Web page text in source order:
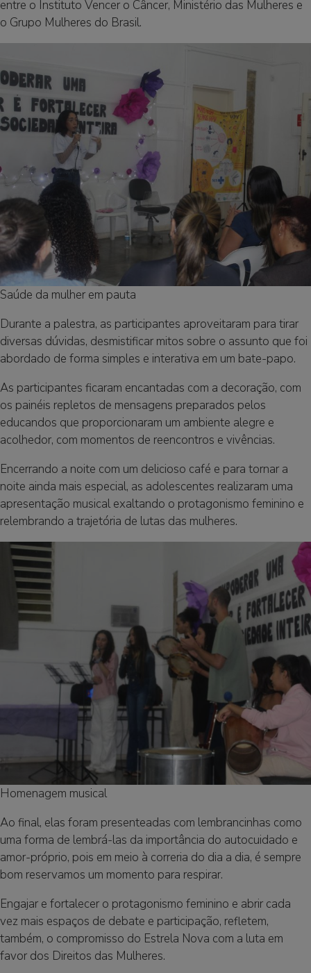
entre o Instituto Vencer o Câncer, Ministério das Mulheres e
o Grupo Mulheres do Brasil.
Saúde da mulher em pauta
Durante a palestra, as participantes aproveitaram para tirar
diversas dúvidas, desmistificar mitos sobre o assunto que foi
abordado de forma simples e interativa em um bate-papo.
As participantes ficaram encantadas com a decoração, com
os painéis repletos de mensagens preparados pelos
educandos que proporcionaram um ambiente alegre e
acolhedor, com momentos de reencontros e vivências.
Encerrando a noite com um delicioso café e para tornar a
noite ainda mais especial, as adolescentes realizaram uma
apresentação musical exaltando o protagonismo feminino e
relembrando a trajetória de lutas das mulheres.
Homenagem musical
Ao final, elas foram presenteadas com lembrancinhas como
uma forma de lembrá-las da importância do autocuidado e
amor-próprio, pois em meio à correria do dia a dia, é sempre
bom reservamos um momento para respirar.
Engajar e fortalecer o protagonismo feminino e abrir cada
vez mais espaços de debate e participação, refletem,
também, o compromisso do Estrela Nova com a luta em
favor dos Direitos das Mulheres.